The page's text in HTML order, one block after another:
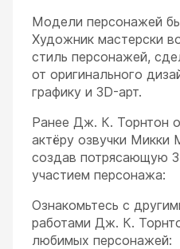
Модели персонажей
Художник мастерски
стиль персонажей,
от оригинального
графику и 3D-арт.
Ранее Дж. К. Торнтон
актёру озвучки Микки
создав потрясающую
участием персонажа:
Ознакомьтесь с
работами Дж. К.
любимых персонажей: